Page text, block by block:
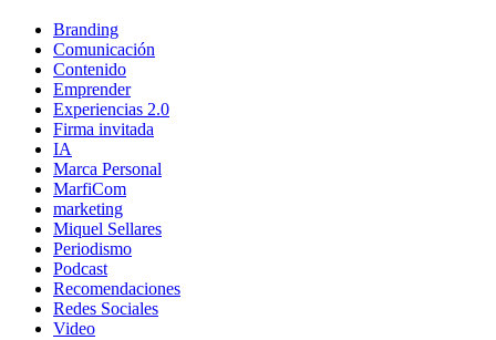
Branding
Comunicación
Contenido
Emprender
Experiencias 2.0
Firma invitada
IA
Marca Personal
MarfiCom
marketing
Miquel Sellares
Periodismo
Podcast
Recomendaciones
Redes Sociales
Video